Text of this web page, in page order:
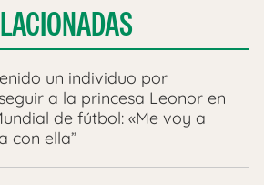
un individuo por
a la princesa Leonor en
de fútbol: «Me voy a
con ella”